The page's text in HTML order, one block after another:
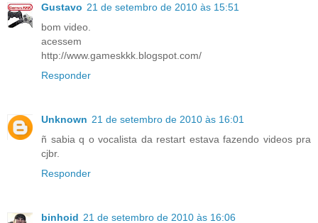
Gustavo 21 de setembro de 2010 às 15:51
bom video.
acessem
http://www.gameskkk.blogspot.com/
Responder
Unknown 21 de setembro de 2010 às 16:01
ñ sabia q o vocalista da restart estava fazendo videos pra
cjbr.
Responder
binhoid 21 de setembro de 2010 às 16:06